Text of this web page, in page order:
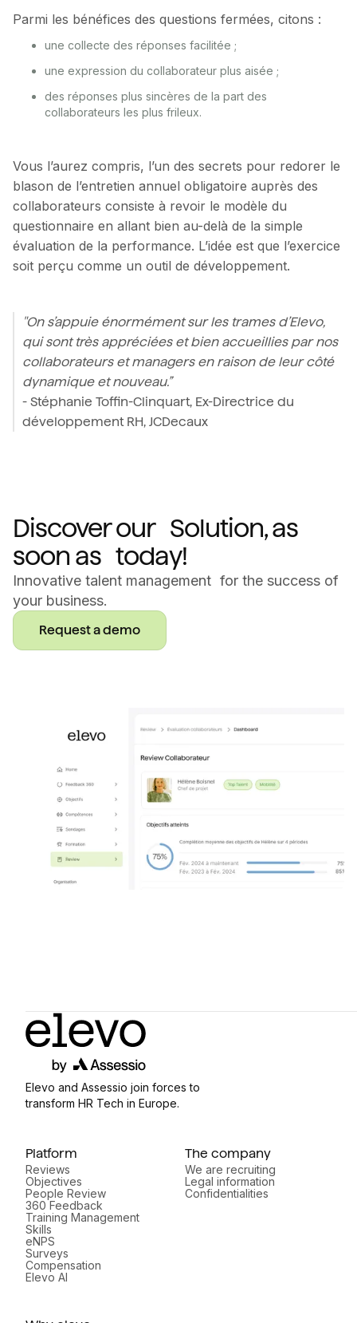
Parmi les bénéfices des questions fermées, citons :
une collecte des réponses facilitée ;
une expression du collaborateur plus aisée ;
des réponses plus sincères de la part des
collaborateurs les plus frileux.
Vous l’aurez compris, l’un des secrets pour redorer le
blason de l’entretien annuel obligatoire auprès des
collaborateurs consiste à revoir le modèle du
questionnaire en allant bien au-delà de la simple
évaluation de la performance. L’idée est que l’exercice
soit perçu comme un outil de développement.
"On s’appuie énormément sur les trames d’Elevo,
qui sont très appréciées et bien accueillies par nos
collaborateurs et managers en raison de leur côté
dynamique et nouveau.”
- Stéphanie Toffin-Clinquart, Ex-Directrice du
développement RH, JCDecaux
Discover our Solution, as
soon as today!
Innovative talent management for the success of
your business.
Request a demo
Elevo and Assessio join forces to
transform HR Tech in Europe.
Platform
Reviews
Objectives
People Review
360 Feedback
Training Management
Skills
eNPS
Surveys
Compensation
Elevo AI
The company
We are recruiting
Legal information
Confidentialities